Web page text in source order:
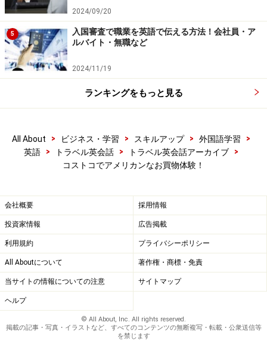
2024/09/20
5
入国審査で職業を英語で伝える方法！会社員・ア
ルバイト・無職など
2024/11/19
ランキングをもっと見る
All About > ビジネス・学習 > スキルアップ > 外国語学習
>
英語
> トラベル英会話 > トラベル英会話アーカイブ
>
コストコでアメリカンなお買物体験！
会社概要 採用情報
投資家情報 広告掲載
利用規約 プライバシーポリシー
All Aboutについて 著作権・商標・免責
当サイトの情報についての注意 サイトマップ
ヘルプ
© All About, Inc. All rights reserved.
掲載の記事・写真・イラストなど、すべてのコンテンツの無断複写・転載・公衆送信等
を禁じます